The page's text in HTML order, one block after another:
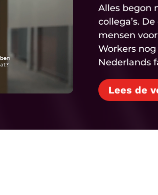
Alles begon
collega’s.
mensen
Workers
Nederlands
Lees de